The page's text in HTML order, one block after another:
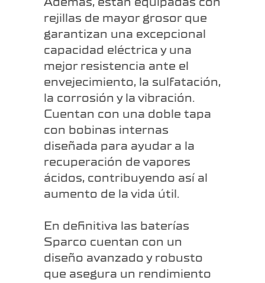
rejillas de mayor grosor que
garantizan una excepcional
capacidad eléctrica y una
mejor resistencia ante el
envejecimiento, la sulfatación,
la corrosión y la vibración.
Cuentan con una doble tapa
con bobinas internas
diseñada para ayudar a la
recuperación de vapores
ácidos, contribuyendo así al
aumento de la vida útil.
En definitiva las baterías
Sparco cuentan con un
diseño avanzado y robusto
que asegura un rendimiento